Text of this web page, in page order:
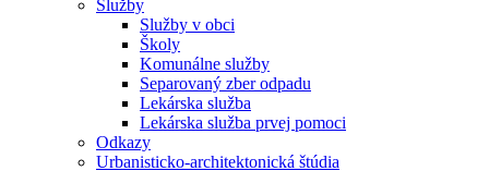
Služby
Služby v obci
Školy
Komunálne služby
Separovaný zber odpadu
Lekárska služba
Lekárska služba prvej pomoci
Odkazy
Urbanisticko-architektonická štúdia